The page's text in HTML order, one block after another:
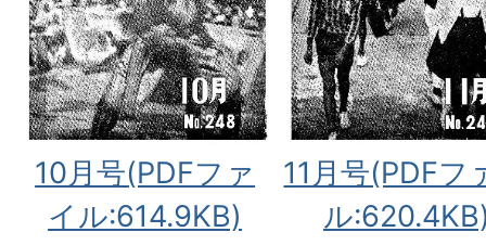
10月号(PDFファ
イル:614.9KB)
11月号(PDFフ
ル